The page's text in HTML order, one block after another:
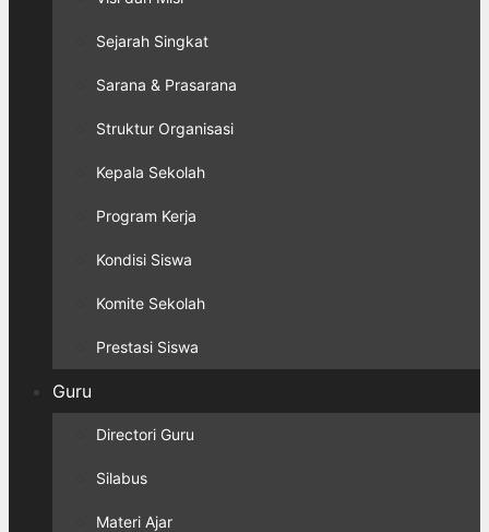
Sejarah Singkat
Sarana & Prasarana
Struktur Organisasi
Kepala Sekolah
Program Kerja
Kondisi Siswa
Komite Sekolah
Prestasi Siswa
Guru
Directori Guru
Silabus
Materi Ajar